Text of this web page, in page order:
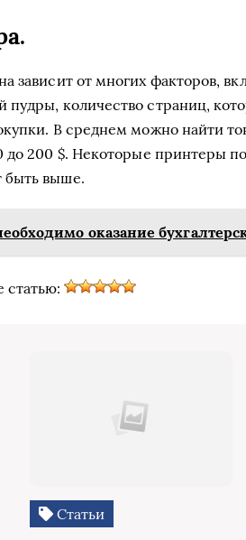
зависит от многих факторов,
пудры, количество страниц,
В среднем можно найти
до 200 $. Некоторые принтеры
быть выше.
оказание
статью:
Статьи